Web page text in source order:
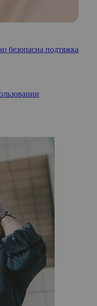
безопасна подтяжка